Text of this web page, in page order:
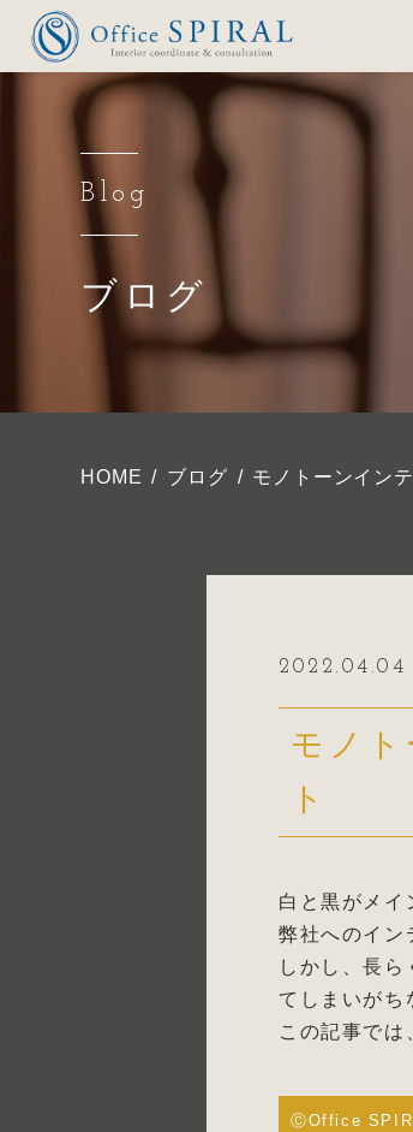
Blog
ブログ
HOME ブログ モノトーンイン
2022.04.04
モノ
ト
白と黒がメイ
弊社へのイン
しかし、長
てしまいがち
この記事では
ⒸOffice